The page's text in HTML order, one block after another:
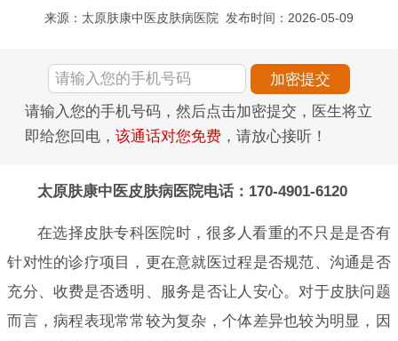
来源：太原肤康中医皮肤病医院 发布时间：2026-05-09
请输入您的手机号码，然后点击加密提交，医生将立
即给您回电， 该通话对您免费 ，请放心接听！
太原肤康中医皮肤病医院电话：170-4901-6120
在选择皮肤专科医院时，很多人看重的不只是是否有
针对性的诊疗项目，更在意就医过程是否规范、沟通是否
充分、收费是否透明、服务是否让人安心。对于皮肤问题
而言，病程表现常常较为复杂，个体差异也较为明显，因